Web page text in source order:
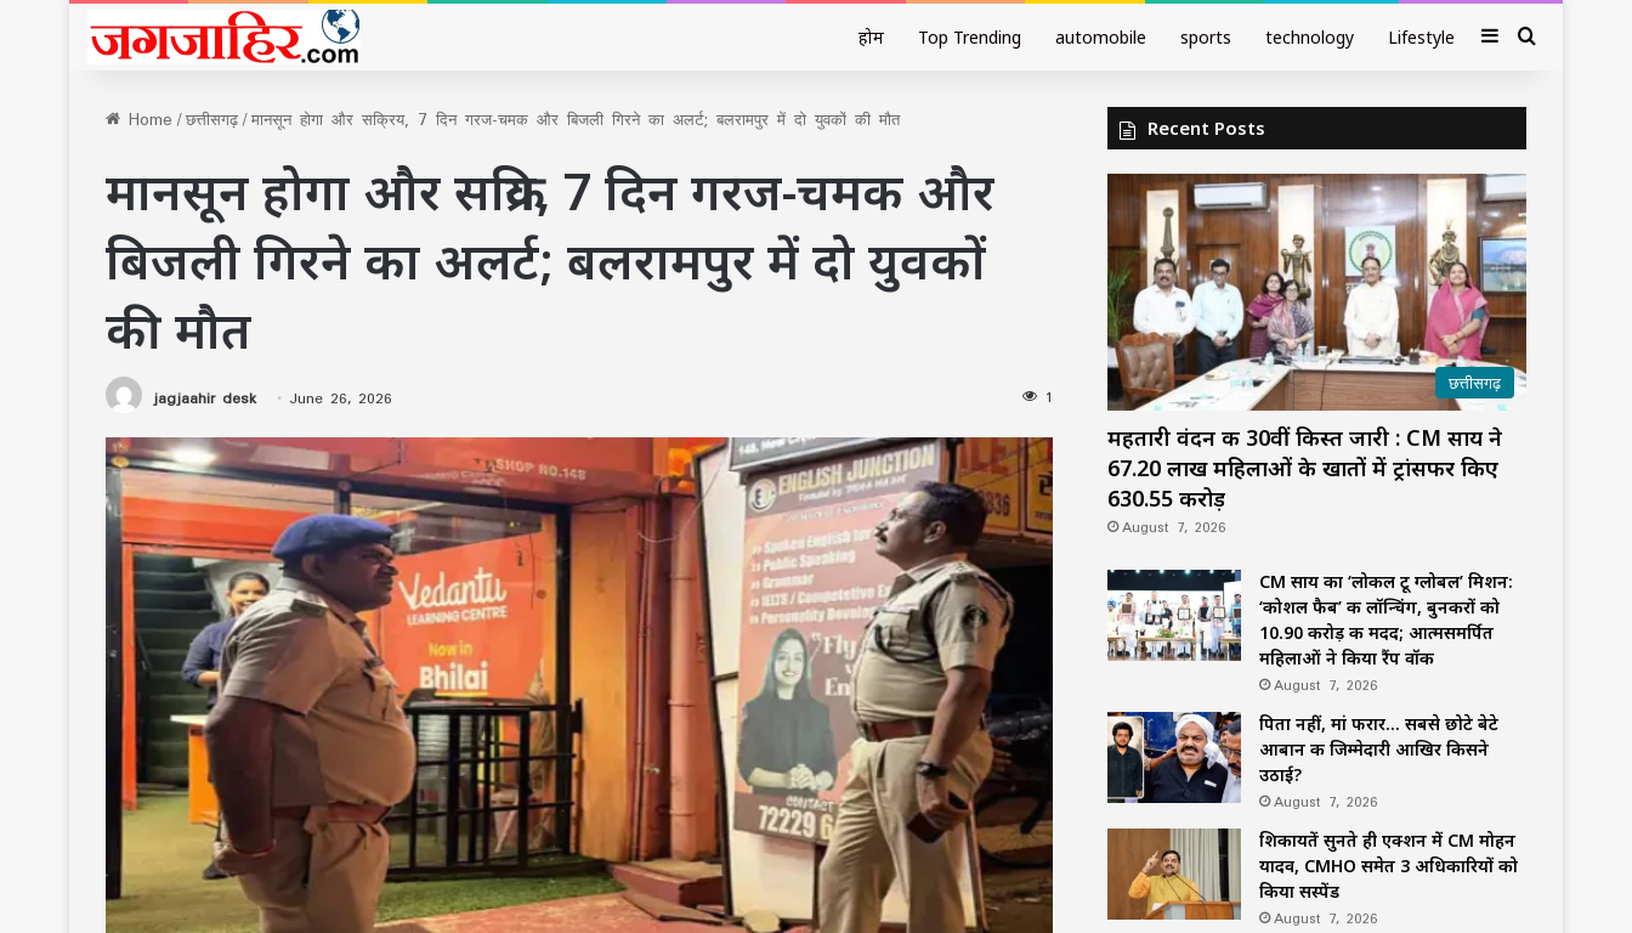
होम Top Trending automobile sports technology Lifestyle SidebarSearch
Home/छत्तीसगढ़/मानसून होगा और सक्रिय, 7 दिन गरज-चमक और बिजली गिरने का अलर्ट; बलरामपुर में दो युवकों की मौत
मानसून होगा और सक्रिय, 7 दिन गरज-चमक और
बिजली गिरने का अलर्ट; बलरामपुर में दो युवकों
की मौत
jagjaahir desk June 26, 2026 1
Recent Posts
छत्तीसगढ़
महतारी वंदन की 30वीं किस्त जारी : CM साय ने
67.20 लाख महिलाओं के खातों में ट्रांसफर किए
₹630.55 करोड़
August 7, 2026
CM साय का ‘लोकल टू ग्लोबल’ मिशन:
‘कोशल फैब’ की लॉन्चिंग, बुनकरों को
10.90 करोड़ की मदद; आत्मसमर्पित
महिलाओं ने किया रैंप वॉक
August 7, 2026
पिता नहीं, मां फरार… सबसे छोटे बेटे
आबान की जिम्मेदारी आखिर किसने
उठाई?
August 7, 2026
शिकायतें सुनते ही एक्शन में CM मोहन
यादव, CMHO समेत 3 अधिकारियों को
किया सस्पेंड
August 7, 2026